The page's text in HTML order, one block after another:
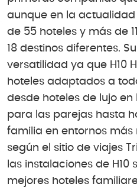
aunque en la
de 55 hoteles y más de
18 destinos diferentes.
versatilidad ya que H10
hoteles adaptados a
desde hoteles de lujo
para las parejas hasta
familia en entornos más
según el sitio de viajes
las instalaciones de
mejores hoteles